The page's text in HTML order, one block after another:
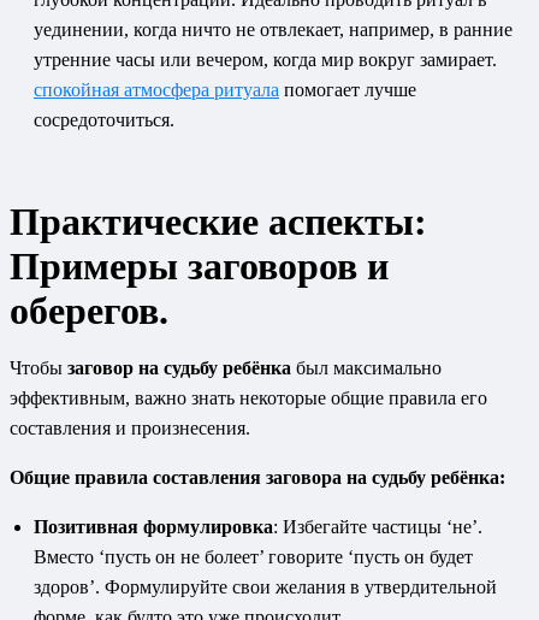
уединении, когда ничто не отвлекает, например, в ранние
утренние часы или вечером, когда мир вокруг замирает.
спокойная атмосфера ритуала помогает лучше
сосредоточиться.
Практические аспекты:
Примеры заговоров и
оберегов.
Чтобы заговор на судьбу ребёнка был максимально
эффективным, важно знать некоторые общие правила его
составления и произнесения.
Общие правила составления заговора на судьбу ребёнка:
Позитивная формулировка: Избегайте частицы ‘не’.
Вместо ‘пусть он не болеет’ говорите ‘пусть он будет
здоров’. Формулируйте свои желания в утвердительной